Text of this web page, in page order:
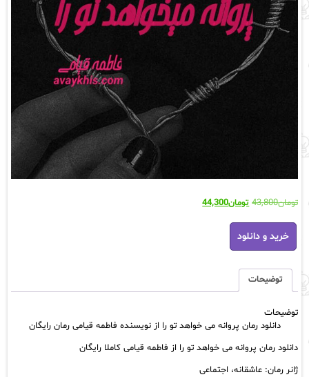
تومان43,800 قیمت
تومان43,800
بود.
تومان44,300قیمت
دانلود
رمان
پروانه
خواهد
تو
از
نویسنده
فاطمه
قیامی
رمان
خرید و دانلود
توضیحات
توضیحات
دانلود رمان پروانه می خواهد تو را از نویسنده فاطمه قیامی رمان رایگان
دانلود رمان پروانه می خواهد تو را از فاطمه قیامی کاملا رایگان
ژانر رمان: عاشقانه، اجتماعی